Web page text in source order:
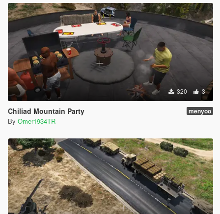
320 3
Chiliad Mountain Party menyoo
By Omer1934TR